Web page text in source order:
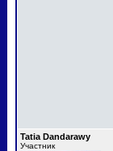
Tatia Dandarawy
Участник